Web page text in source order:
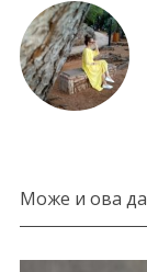
Може и ова